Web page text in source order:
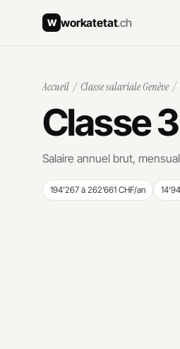
W workatetat.ch
Accueil / Classe salariale Genève/
Classe
Salaire annuel brut,
194’267 à 262’661 CHF/an